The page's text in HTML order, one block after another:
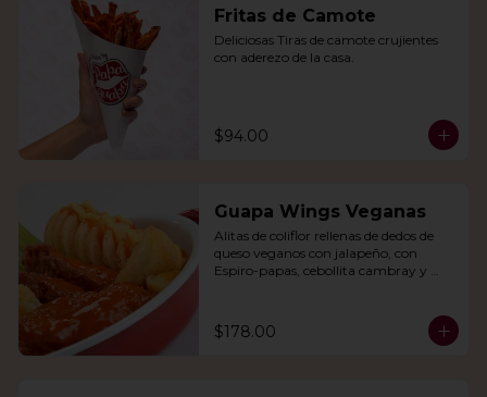
Fritas de Camote
Deliciosas Tiras de camote crujientes
con aderezo de la casa.
$94.00
Guapa Wings Veganas
Alitas de coliflor rellenas de dedos de
queso veganos con jalapeño, con
Espiro-papas, cebollita cambray y
$178.00